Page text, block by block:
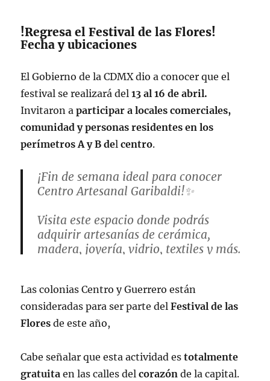
!Regresa el Festival de las Flores!
Fecha y ubicaciones
El Gobierno de la CDMX dio a conocer que el
festival se realizará del 13 al 16 de abril.
Invitaron a participar a locales comerciales,
comunidad y personas residentes en los
perímetros A y B delcentro.
¡Fin de semana ideal para conocer
Centro Artesanal Garibaldi!✨
Visita este espacio donde podrás
adquirir artesanías de cerámica,
madera, joyería, vidrio, textiles y más.
Conócelo en:📍 Honduras 1, esquina
Callejón de Garibaldi, Centro Histórico.
pic.twitter.com/nDJD0MDHzw
— Secretaría de Turismo de la Ciudad
de México (@turismocdmx)April 1,
Las colonias Centro y Guerrero están
consideradas para ser parte delFestival de las
Flores de este año,
Cabe señalar que esta actividad estotalmente
gratuitaen las calles delcorazónde la capital.